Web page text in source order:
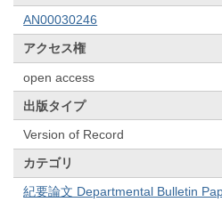
AN00030246
アクセス権
open access
出版タイプ
Version of Record
カテゴリ
紀要論文 Departmental Bulletin